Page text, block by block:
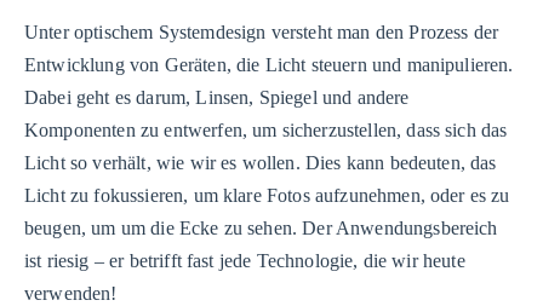
Unter optischem Systemdesign versteht man den Prozess der
Entwicklung von Geräten, die Licht steuern und manipulieren.
Dabei geht es darum, Linsen, Spiegel und andere
Komponenten zu entwerfen, um sicherzustellen, dass sich das
Licht so verhält, wie wir es wollen. Dies kann bedeuten, das
Licht zu fokussieren, um klare Fotos aufzunehmen, oder es zu
beugen, um um die Ecke zu sehen. Der Anwendungsbereich
ist riesig – er betrifft fast jede Technologie, die wir heute
verwenden!